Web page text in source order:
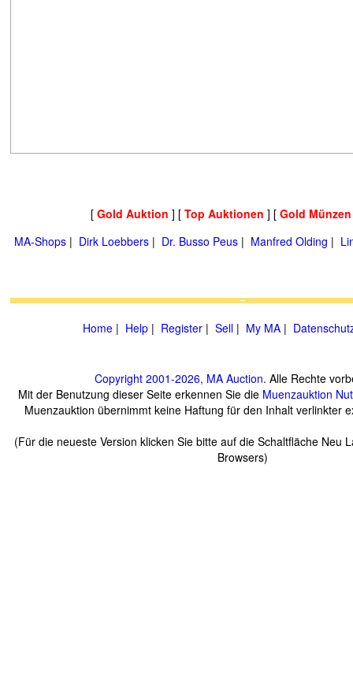
[ Gold Auktion ] [ Top Auktionen ] [ Gold
MA-Shops | Dirk Loebbers | Dr. Busso Peus | Manfred Olding |
Home | Help | Register | Sell | My MA |
Copyright 2001-2026, MA Auction. Alle Rechte
Mit der Benutzung dieser Seite erkennen Sie die Muenzauktion
Muenzauktion übernimmt keine Haftung für den Inhalt verlinkter
(Für die neueste Version klicken Sie bitte auf die Schaltfläche Neu
Browsers)